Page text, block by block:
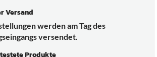
Versand
werden am Tag des
versendet.
Produkte